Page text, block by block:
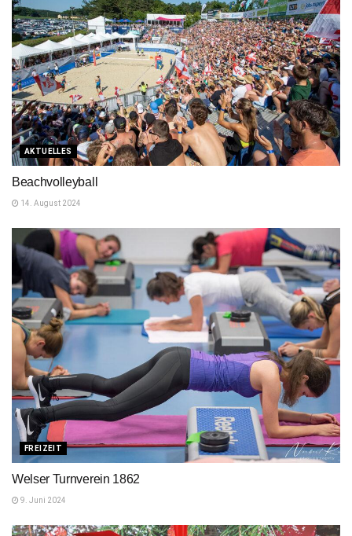
AKTUELLES
Beachvolleyball
14. August 2024
FREIZEIT
Welser Turnverein 1862
9. Juni 2024